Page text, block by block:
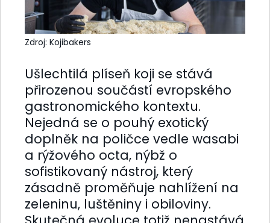
Zdroj: Kojibakers
Ušlechtilá plíseň koji se stává
přirozenou součástí evropského
gastronomického kontextu.
Nejedná se o pouhý exotický
doplněk na poličce vedle wasabi
a rýžového octa, nýbž o
sofistikovaný nástroj, který
zásadně proměňuje nahlížení na
zeleninu, luštěniny i obiloviny.